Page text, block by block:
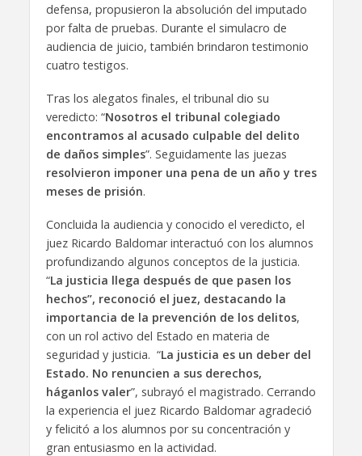
defensa, propusieron la absolución del imputado
por falta de pruebas. Durante el simulacro de
audiencia de juicio, también brindaron testimonio
cuatro testigos.
Tras los alegatos finales, el tribunal dio su
veredicto: “Nosotros el tribunal colegiado
encontramos al acusado culpable del delito
de daños simples”. Seguidamente las juezas
resolvieron imponer una pena de un año y tres
meses de prisión.
Concluida la audiencia y conocido el veredicto, el
juez Ricardo Baldomar interactuó con los alumnos
profundizando algunos conceptos de la justicia.
“La justicia llega después de que pasen los
hechos”, reconoció el juez, destacando la
importancia de la prevención de los delitos,
con un rol activo del Estado en materia de
seguridad y justicia. “La justicia es un deber del
Estado. No renuncien a sus derechos,
háganlos valer”, subrayó el magistrado. Cerrando
la experiencia el juez Ricardo Baldomar agradeció
y felicitó a los alumnos por su concentración y
gran entusiasmo en la actividad.